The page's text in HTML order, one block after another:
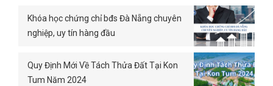
Khóa học chứng chỉ bđs Đà Nẵng chuyên
nghiệp, uy tín hàng đầu
Quy Định Mới Về Tách Thửa Đất Tại Kon
Tum Năm 2024